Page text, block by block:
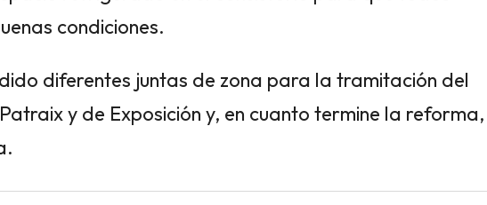
condiciones.
diferentes juntas de zona para la tramitación del
y de Exposición y, en cuanto termine la reforma,